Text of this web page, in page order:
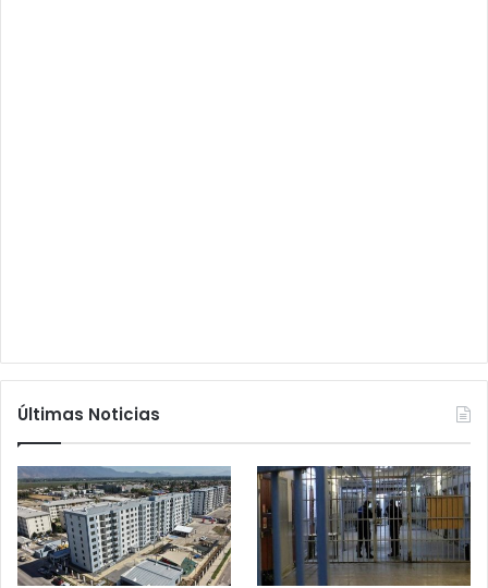
Últimas Noticias